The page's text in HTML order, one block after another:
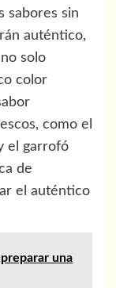
sabores sin
auténtico,
solo
color
como el
el garrofó
de
el auténtico
una